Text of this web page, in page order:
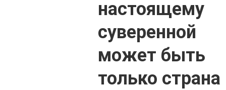
настоящему
суверенной
может быть
только страна